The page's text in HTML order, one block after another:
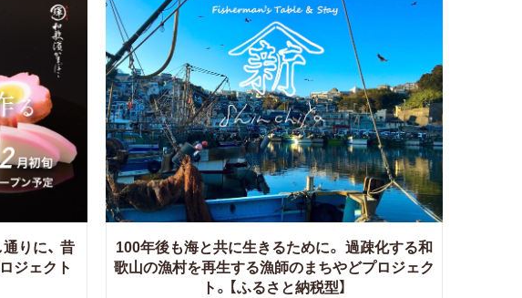
りに、 昔
ジェクト
100年後も海と共に生きるために。 過疎化する和
歌山の漁村を再生する漁師のまちやどプロジェク
ト。【ふるさと納税型】